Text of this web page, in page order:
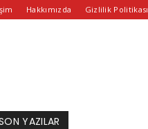
Hakkımızda Gizlilik Politikası
YAZILAR